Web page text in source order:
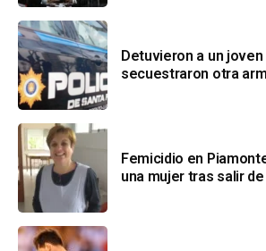
Detuvieron a un
secuestraron otra
Femicidio en
una mujer tras salir